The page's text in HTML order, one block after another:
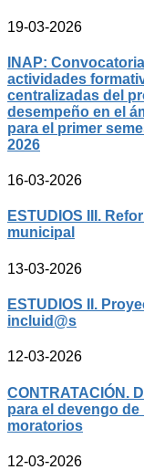
19-03-2026
INAP:
actividades
centralizadas del
desempeño en el
para el primer
2026
16-03-2026
ESTUDIOS III.
municipal
13-03-2026
ESTUDIOS II.
incluid@s
12-03-2026
CONTRATACIÓN.
para el devengo de
moratorios
12-03-2026